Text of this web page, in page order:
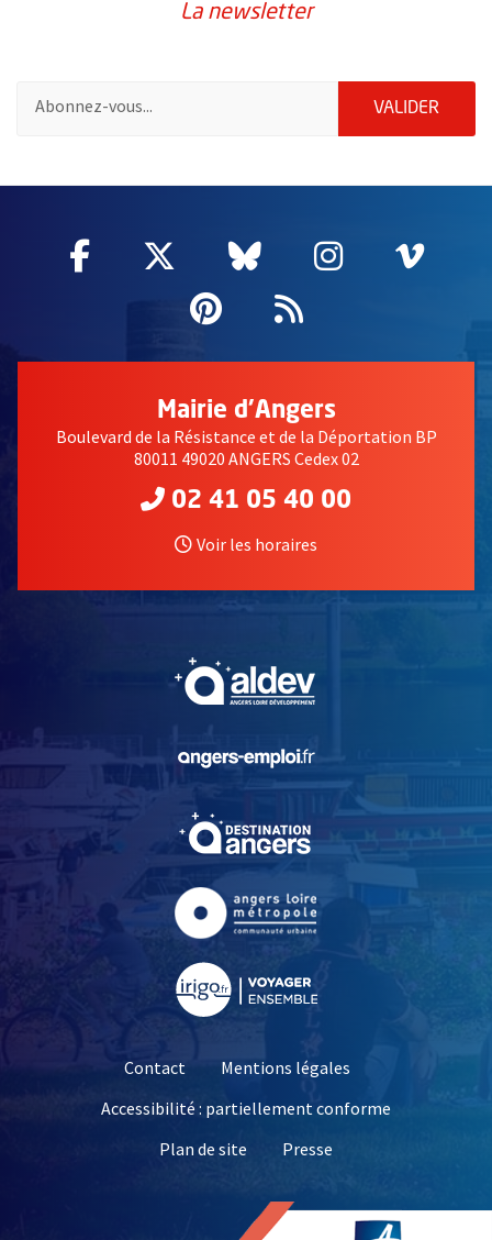
La newsletter
VALIDER
Facebook
, Ouvre une nouvelle fenêtre
Twitter
, Ouvre une nouvelle
Bluesky
, Ouvre une
Instagram
, Ouvre
,
Pinterest
, Ouvre une
Flux RSS
Mairie d'Angers
Boulevard de la Résistance et de la Déportation BP
80011 49020 ANGERS Cedex 02
02 41 05 40 00
Voir les horaires
, Ouvre une nouvelle
, Ouvre une nouvelle
Contact
Mentions légales
Accessibilité : partiellement conforme
Plan de site
Presse